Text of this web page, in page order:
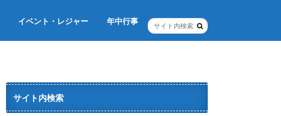
イベント・レジャー 年中行事
年末年始
お正月
節分
バレンタイン・ホワイトデー
イースター
ゴールデンウィーク
クリスマス
サイト内検索